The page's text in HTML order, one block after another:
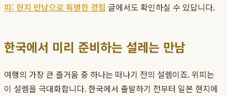
피: 현지 만남으로 특별한 경험 글에서도 확인하실 수 있답니다.
한국에서 미리 준비하는 설레는 만남
여행의 가장 큰 즐거움 중 하나는 떠나기 전의 설렘이죠. 위피는
이 설렘을 극대화합니다. 한국에서 출발하기 전부터 일본 현지에